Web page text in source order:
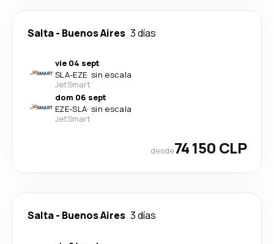
Salta- Buenos Aires 3 días
vie 04 sept
SLA-EZE· sin escala
JetSmart
dom 06 sept
EZE-SLA· sin escala
JetSmart
desde74 150 CLP
Salta- Buenos Aires 3 días